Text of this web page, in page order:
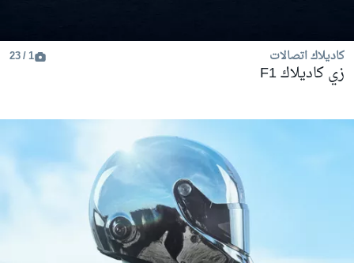
كاديلاك اتصالات 1 / 23
زي كاديلاك F1